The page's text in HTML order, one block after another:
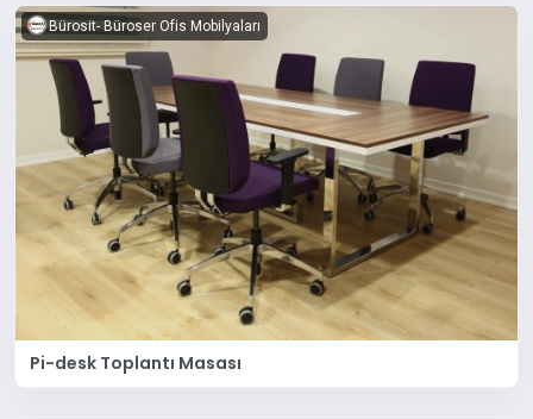
Bürosit- Büroser Ofis Mobilyaları
Pi-desk Toplantı Masası